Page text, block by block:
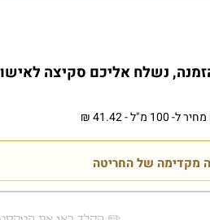
נשלח אליכם סקיצה
מחיר ל- 100 מ"ל -
41.42 ₪
מקדימה של החריטה